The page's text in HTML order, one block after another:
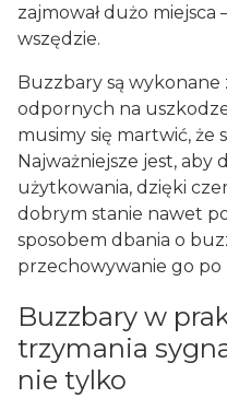
zajmował dużo miejsca
wszędzie.
Buzzbary są wykonane
odpornych na
musimy się martwić, że
Najważniejsze jest, aby
użytkowania, dzięki
dobrym stanie nawet
sposobem dbania o
przechowywanie go po
Buzzbary w
trzymania
nie tylko